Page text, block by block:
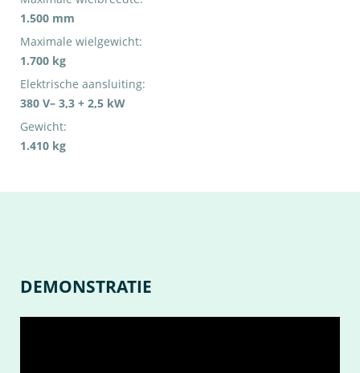
1.500 mm
Maximale wielgewicht:
1.700 kg
Elektrische aansluiting:
380 V– 3,3 + 2,5 kW
Gewicht:
1.410 kg
DEMONSTRATIE